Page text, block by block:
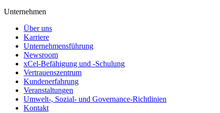
Unternehmen
Über uns
Karriere
Unternehmensführung
Newsroom
xCel-Befähigung und -Schulung
Vertrauenszentrum
Kundenerfahrung
Veranstaltungen
Umwelt-, Sozial- und Governance-Richtlinien
Kontakt